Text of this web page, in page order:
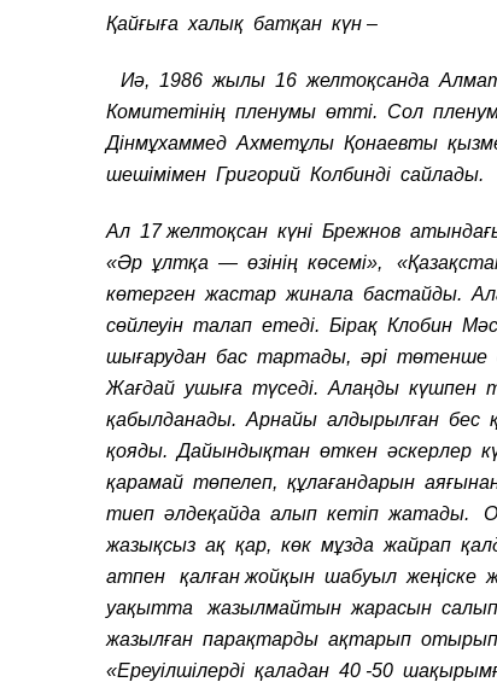
Қайғыға халық батқан күн –
Иә, 1986 жылы 16 желтоқсанда
Комитетінің пленумы өтті. Сол
Дінмұхаммед Ахметұлы Қонаевты
шешімімен Григорий Колбинді сайлады.
Ал 17 желтоқсан күні Брежнов
«Әр ұлтқа — өзінің көсемі»,
көтерген жастар жинала бастайды.
сөйлеуін талап етеді. Бірақ Клобин
шығарудан бас тартады, әрі төтенше
Жағдай ушыға түседі. Алаңды күшпен
қабылданады. Арнайы алдырылған бес
қояды. Дайындықтан өткен әскерлер
қарамай төпелеп, құлағандарын
тиеп әлдеқайда алып кетіп жатады.
жазықсыз ақ қар, көк мұзда жайрап
атпен қалған жойқын шабуыл жеңіске
уақытта жазылмайтын жарасын салып
жазылған парақтарды ақтарып
«Ереуілшілерді қаладан 40 -50